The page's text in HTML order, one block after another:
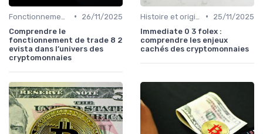
•
26/11/2025
Comprendre le
fonctionnement de trade 8 2
evista dans l’univers des
cryptomonnaies
•
25/11/2025
Immediate 0 3 folex :
comprendre les enjeux
cachés des cryptomonnaies